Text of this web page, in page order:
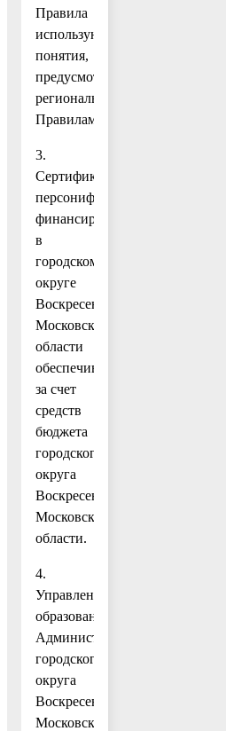
Правила
используют
понятия,
предусмотренные
региональными
Правилами.
3.
Сертификат
персонифицированного
финансирования
в
городском
округе
Воскресенск
Московской
области
обеспечивается
за счет
средств
бюджета
городского
округа
Воскресенск
Московской
области.
4.
Управление
образования
Администрации
городского
округа
Воскресенск
Московской